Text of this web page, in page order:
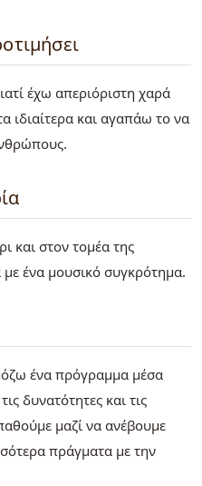
έχω απεριόριστη χαρά
ιδιαίτερα και αγαπάω το να
και στον τομέα της
ένα μουσικό συγκρότημα.
ένα πρόγραμμα μέσα
δυνατότητες και τις
μαζί να ανέβουμε
πράγματα με την